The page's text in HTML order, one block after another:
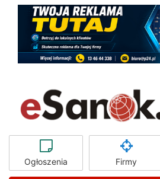
Ogłoszenia Firmy